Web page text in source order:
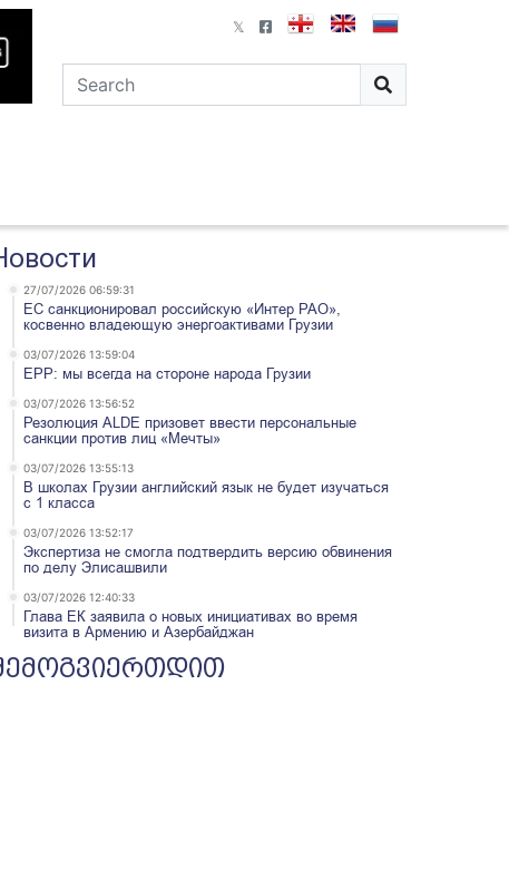
27/07/2026 06:59:31
ЕС санкционировал российскую «Интер РАО»,
косвенно владеющую энергоактивами Грузии
03/07/2026 13:59:04
EPP: мы всегда на стороне народа Грузии
03/07/2026 13:56:52
Резолюция ALDE призовет ввести персональные
санкции против лиц «Мечты»
03/07/2026 13:55:13
В школах Грузии английский язык не будет изучаться
с 1 класса
03/07/2026 13:52:17
Экспертиза не смогла подтвердить версию обвинения
по делу Элисашвили
03/07/2026 12:40:33
Глава ЕК заявила о новых инициативах во время
визита в Армению и Азербайджан